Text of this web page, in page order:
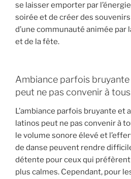
se laisser emporter par
soirée et de créer des
d’une communauté animée par
et de la fête.
Ambiance parfois bruyante
peut ne pas convenir à
L’ambiance parfois bruyante et
latinos peut ne pas convenir à
le volume sonore élevé et
de danse peuvent rendre
détente pour ceux qui
plus calmes. Cependant, pour